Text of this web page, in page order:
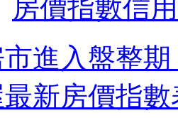
房價指數信
進入盤整
新房價指